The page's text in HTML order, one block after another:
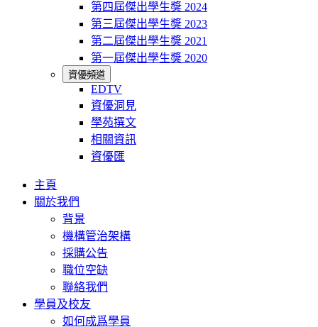
第四屆傑出學生獎 2024
第三屆傑出學生獎 2023
第二屆傑出學生獎 2021
第一屆傑出學生獎 2020
資優頻道
EDTV
資優洞見
學苑撰文
相關資訊
資優匯
主頁
關於我們
背景
機構管治架構
採購公告
職位空缺
聯絡我們
學員及校友
如何成爲學員